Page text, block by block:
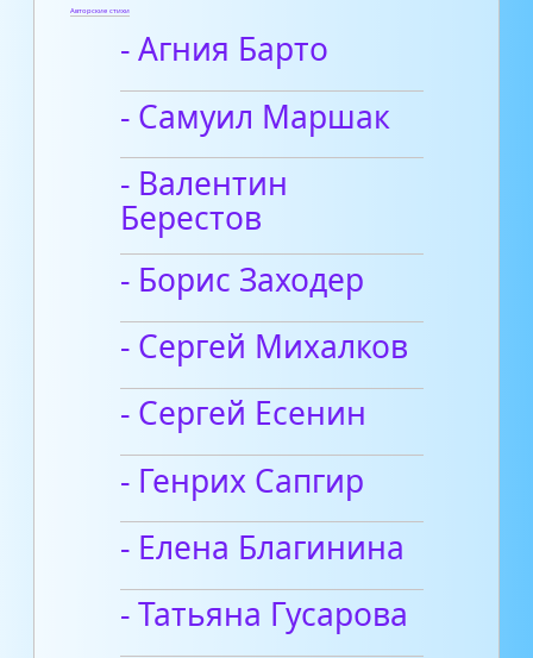
Авторские стихи
- Агния Барто
- Самуил Маршак
- Валентин
Берестов
- Борис Заходер
- Сергей Михалков
- Сергей Есенин
- Генрих Сапгир
- Елена Благинина
- Татьяна Гусарова